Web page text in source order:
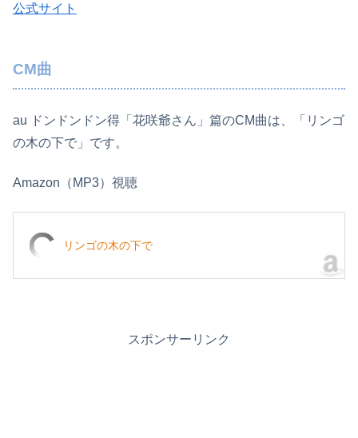
公式サイト
CM曲
au ドンドンドン得「花咲爺さん」篇のCM曲は、「リンゴ
の木の下で」です。
Amazon（MP3）視聴
リンゴの木の下で
スポンサーリンク